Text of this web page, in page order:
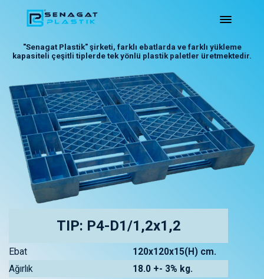
"Senagat Plastik" şirketi, farklı ebatlarda ve farklı yükleme
kapasiteli çeşitli tiplerde tek yönlü plastik paletler üretmektedir.
TIP: P4-D1/1,2x1,2
Ebat
120x120x15(H) cm.
Ağırlık
18.0 +- 3% kg.